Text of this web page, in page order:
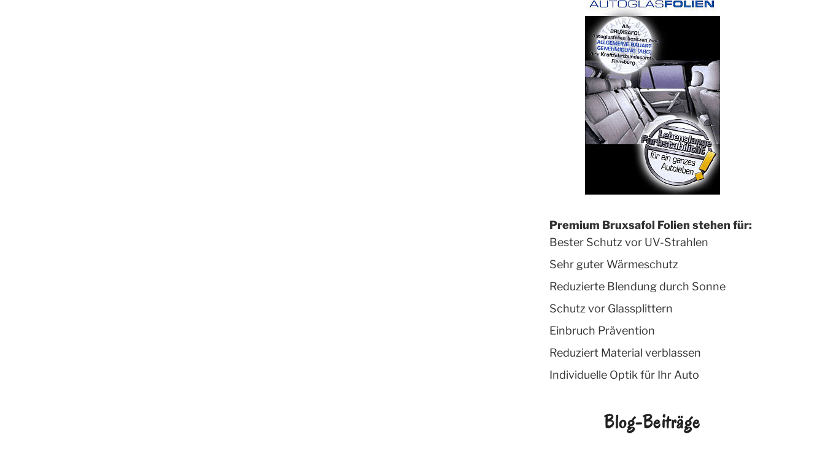
Premium Bruxsafol Folien stehen für:
Bester Schutz vor UV-Strahlen
Sehr guter Wärmeschutz
Reduzierte Blendung durch Sonne
Schutz vor Glassplittern
Einbruch Prävention
Reduziert Material verblassen
Individuelle Optik für Ihr Auto
Blog-Beiträge